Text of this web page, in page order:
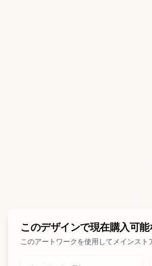
このデザインで現在購入可能
このアートワークを使用してメインスト